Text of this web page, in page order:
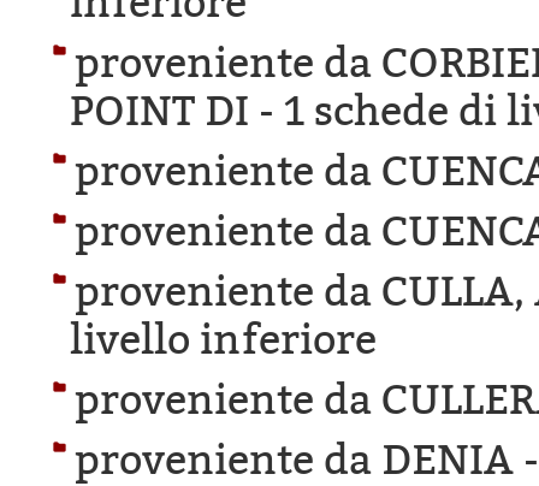
proveniente da
POINT DI - 1 schede di
proveniente da
proveniente da
proveniente da CULLA,
livello inferiore
proveniente da
proveniente da DENIA